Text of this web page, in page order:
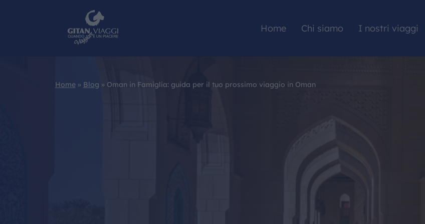
Home Chi siamo I nostri viaggi
I NOSTRI VIAGGI
Home » Blog »Oman in Famiglia: guida per il tuo prossimo viaggio in Oman